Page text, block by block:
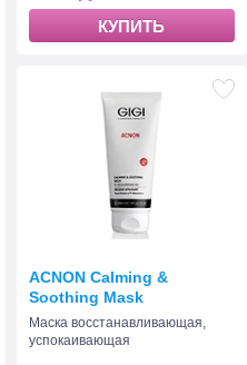
КУПИТЬ
ACNON Calming &
Soothing Mask
Маска восстанавливающая,
успокаивающая